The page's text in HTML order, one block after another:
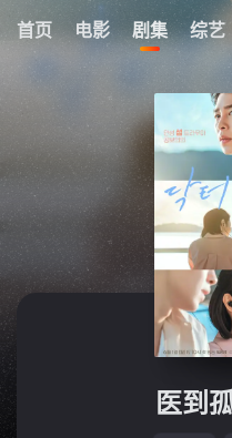
首页 电影 剧集 综艺
暂无观看
医到